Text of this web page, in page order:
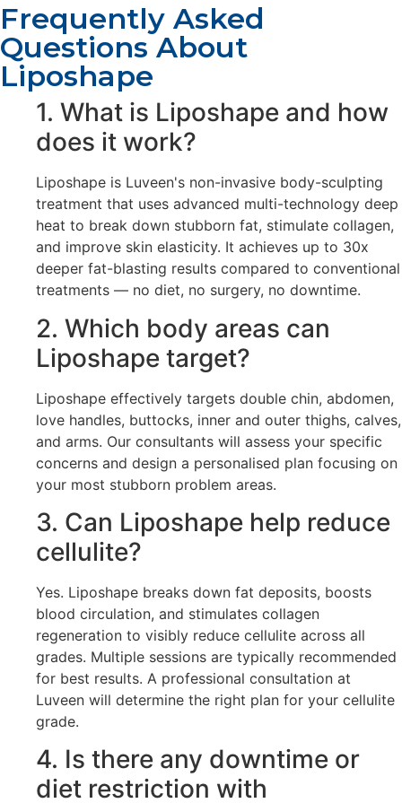
Frequently Asked
Questions About
Liposhape
1. What is Liposhape and how
does it work?
Liposhape is Luveen's non-invasive body-sculpting
treatment that uses advanced multi-technology deep
heat to break down stubborn fat, stimulate collagen,
and improve skin elasticity. It achieves up to 30x
deeper fat-blasting results compared to conventional
treatments — no diet, no surgery, no downtime.
2. Which body areas can
Liposhape target?
Liposhape effectively targets double chin, abdomen,
love handles, buttocks, inner and outer thighs, calves,
and arms. Our consultants will assess your specific
concerns and design a personalised plan focusing on
your most stubborn problem areas.
3. Can Liposhape help reduce
cellulite?
Yes. Liposhape breaks down fat deposits, boosts
blood circulation, and stimulates collagen
regeneration to visibly reduce cellulite across all
grades. Multiple sessions are typically recommended
for best results. A professional consultation at
Luveen will determine the right plan for your cellulite
grade.
4. Is there any downtime or
diet restriction with